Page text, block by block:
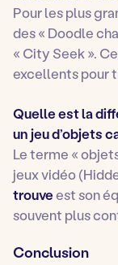
Pour les plus
des « Doodle
« City Seek ».
excellents pour
Quelle est la
un jeu d’objets
Le terme «
jeux vidéo
trouveest son
souvent plus
Conclusion